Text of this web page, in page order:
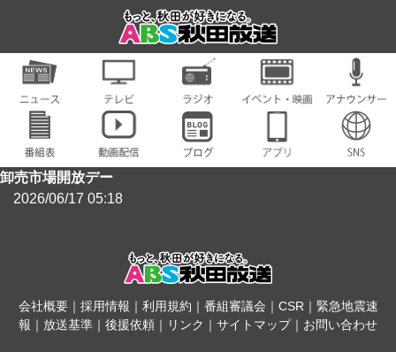
卸売市場開放デー
2026/06/17 05:18
会社概要｜ 採用情報 ｜ 利用規約 ｜ 番組審議会 ｜ CSR｜ 緊急地震速
報 ｜ 放送基準 ｜ 後援依頼 ｜ リンク ｜ サイトマップ｜ お問い合わせ